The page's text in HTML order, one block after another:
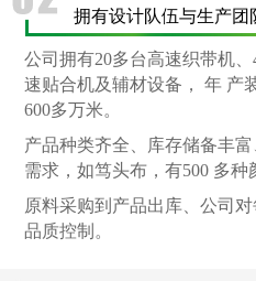
拥有设计队伍与生产团
公司拥有20多台高速织带机
速贴合机及辅材设备， 年 产
600多万米。
产品种类齐全、库存储备丰
需求，如笃头布，有500 多种
原料采购到产品出库、公司
品质控制。